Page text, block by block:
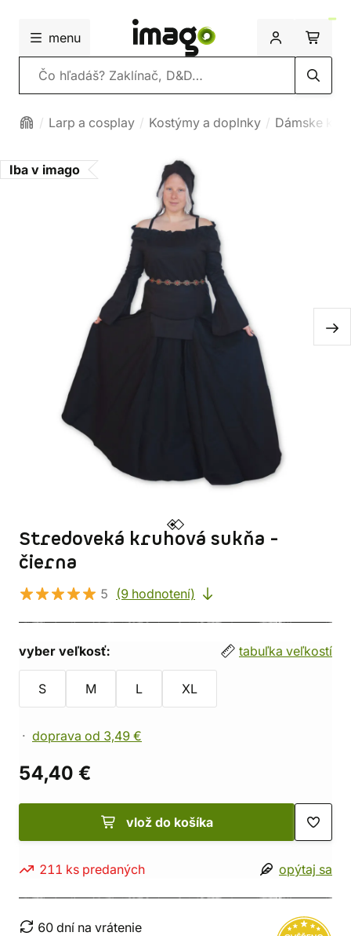
menu
Vyhľadávanie
Larp a cosplay Kostýmy a doplnky Dámske
Iba v imago
Stredoveká kruhová sukňa -
čierna
5 (9 hodnotení)
vyber veľkosť: tabuľka veľkostí
S M L XL
doprava od 3,49 €
54,40 €
vlož do košíka
211 ks predaných opýtaj sa
60 dní na vrátenie